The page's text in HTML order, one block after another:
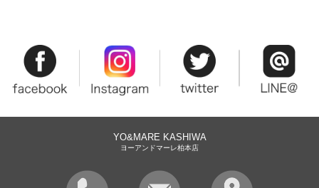
YO&MARE KASHIWA
ヨーアンドマーレ柏本店